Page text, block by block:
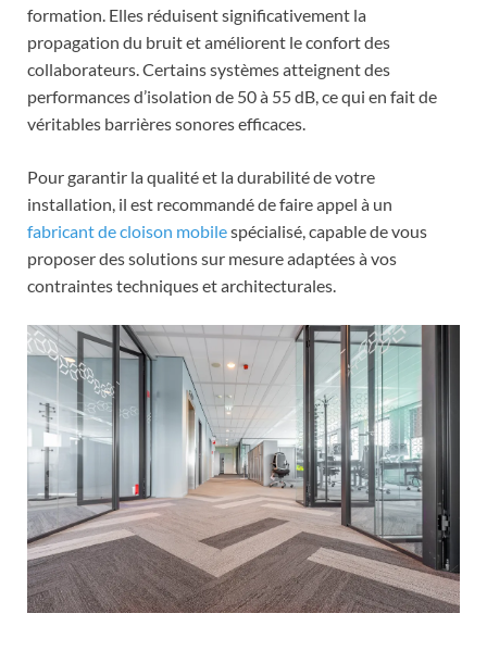
formation. Elles réduisent significativement la
propagation du bruit et améliorent le confort des
collaborateurs. Certains systèmes atteignent des
performances d’isolation de 50 à 55 dB, ce qui en fait de
véritables barrières sonores efficaces.
Pour garantir la qualité et la durabilité de votre
installation, il est recommandé de faire appel à un
fabricant de cloison mobilespécialisé, capable de vous
proposer des solutions sur mesure adaptées à vos
contraintes techniques et architecturales.